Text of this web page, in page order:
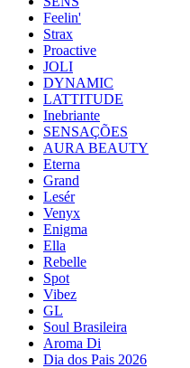
Feelin'
Strax
Proactive
JOLI
DYNAMIC
LATTITUDE
Inebriante
SENSAÇÕES
AURA BEAUTY
Eterna
Grand
Lesér
Venyx
Enigma
Ella
Rebelle
Spot
Vibez
GL
Soul Brasileira
Aroma Di
Dia dos Pais 2026